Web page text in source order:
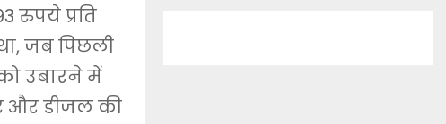
रुपये प्रति
जब पिछली
उबारने में
और डीजल की